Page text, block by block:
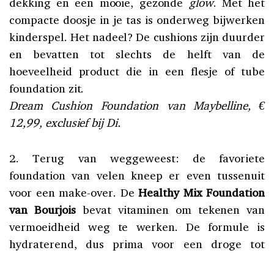
compacte doosje in je tas is onderweg bijwerken
kinderspel. Het nadeel? De cushions zijn duurder
en bevatten tot slechts de helft van de
hoeveelheid product die in een flesje of tube
foundation zit.
Dream Cushion Foundation van Maybelline, €
12,99, exclusief bij Di.
2. Terug van weggeweest: de favoriete
foundation van velen kneep er even tussenuit
voor een make-over. DeHealthy Mix Foundation
van Bourjois bevat vitaminen om tekenen van
vermoeidheid weg te werken. De formule is
hydraterend, dus prima voor een droge tot